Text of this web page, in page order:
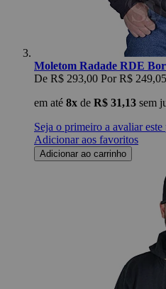
Moletom Radade RDE
De R$ 293,00 Por R$ 249,05
em até 8x de R$ 31,13 sem
Seja o primeiro a avaliar
Adicionar aos favoritos
Adicionar ao carrinho